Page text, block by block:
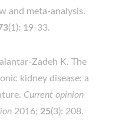
and meta-analysis.
(1): 19-33.
Zadeh K. The
kidney disease: a
Current opinion
2016; 25(3): 208.